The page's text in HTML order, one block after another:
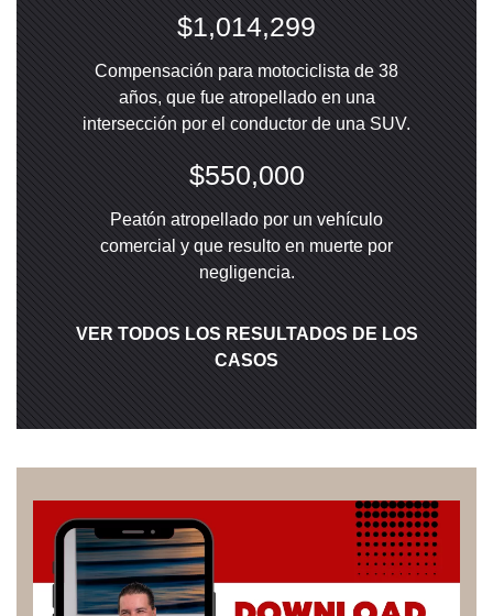
$1,014,299
Compensación para motociclista de 38
años, que fue atropellado en una
intersección por el conductor de una SUV.
$550,000
Peatón atropellado por un vehículo
comercial y que resulto en muerte por
negligencia.
VER TODOS LOS RESULTADOS DE LOS
CASOS